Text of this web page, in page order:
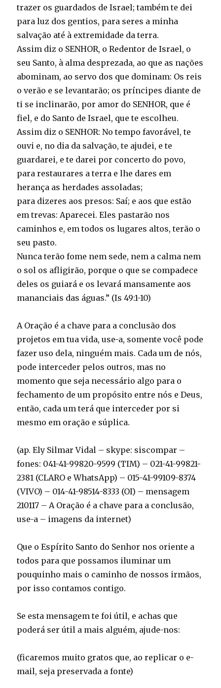
trazer os guardados de Israel; também te dei
para luz dos gentios, para seres a minha
salvação até à extremidade da terra.
Assim diz o SENHOR, o Redentor de Israel, o
seu Santo, à alma desprezada, ao que as nações
abominam, ao servo dos que dominam: Os reis
o verão e se levantarão; os príncipes diante de
ti se inclinarão, por amor do SENHOR, que é
fiel, e do Santo de Israel, que te escolheu.
Assim diz o SENHOR: No tempo favorável, te
ouvi e, no dia da salvação, te ajudei, e te
guardarei, e te darei por concerto do povo,
para restaurares a terra e lhe dares em
herança as herdades assoladas;
para dizeres aos presos: Saí; e aos que estão
em trevas: Aparecei. Eles pastarão nos
caminhos e, em todos os lugares altos, terão o
seu pasto.
Nunca terão fome nem sede, nem a calma nem
o sol os afligirão, porque o que se compadece
deles os guiará e os levará mansamente aos
mananciais das águas.” (Is 49:1-10)
A Oração é a chave para a conclusão dos
projetos em tua vida, use-a, somente você pode
fazer uso dela, ninguém mais. Cada um de nós,
pode interceder pelos outros, mas no
momento que seja necessário algo para o
fechamento de um propósito entre nós e Deus,
então, cada um terá que interceder por si
mesmo em oração e súplica.
(ap. Ely Silmar Vidal – skype: siscompar –
fones: 041-41-99820-9599 (TIM) – 021-41-99821-
2381 (CLARO e WhatsApp) – 015-41-99109-8374
(VIVO) – 014-41-98514-8333 (OI) – mensagem
210117 – A Oração é a chave para a conclusão,
use-a – imagens da internet)
Que o Espírito Santo do Senhor nos oriente a
todos para que possamos iluminar um
pouquinho mais o caminho de nossos irmãos,
por isso contamos contigo.
Se esta mensagem te foi útil, e achas que
poderá ser útil a mais alguém, ajude-nos:
(ficaremos muito gratos que, ao replicar o e-
mail, seja preservada a fonte)